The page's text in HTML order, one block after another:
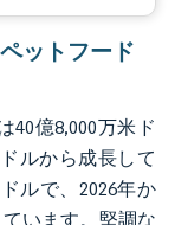
ットフード
40億8,000万米ド
ルから成長して
ルで、2026年か
います。堅調な